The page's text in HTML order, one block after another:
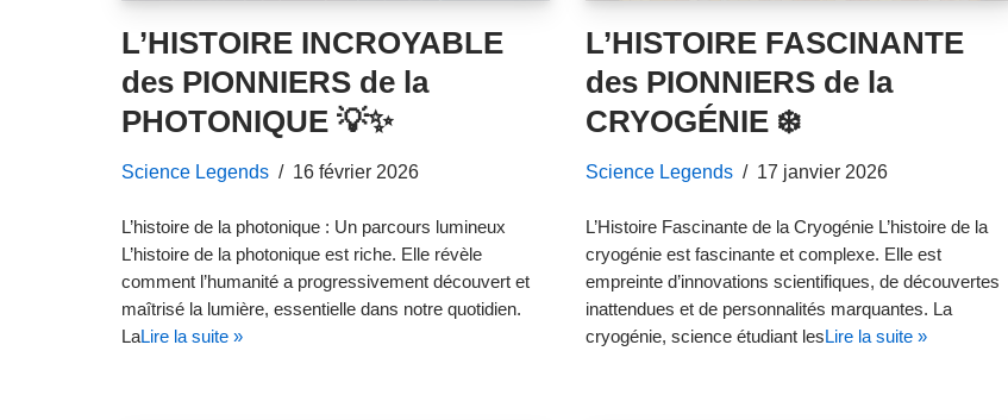
L’HISTOIRE INCROYABLE
des PIONNIERS de la
PHOTONIQUE 💡✨
Science Legends 16 février 2026
L’histoire de la photonique : Un parcours lumineux
L’histoire de la photonique est riche. Elle révèle
comment l’humanité a progressivement découvert et
maîtrisé la lumière, essentielle dans notre quotidien.
LaLire la suite »
L’HISTOIRE FASCINANTE
des PIONNIERS de la
CRYOGÉNIE ❄️
Science Legends 17 janvier 2026
L’Histoire Fascinante de la Cryogénie L’histoire de la
cryogénie est fascinante et complexe. Elle est
empreinte d’innovations scientifiques, de découvertes
inattendues et de personnalités marquantes. La
cryogénie, science étudiant lesLire la suite »